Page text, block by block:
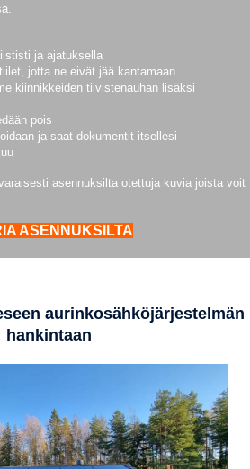
ja ajatuksella
jotta ne eivät jää kantamaan
kiinnikkeiden tiivistenauhan lisäksi
pois
ja saat dokumentit itsellesi
asennuksilta otettuja kuvia joista voit
ASENNUKSILTA
aurinkosähköjärjestelmän
hankintaan